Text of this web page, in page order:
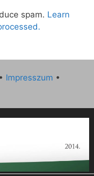
spam. Learn
• Impresszum •